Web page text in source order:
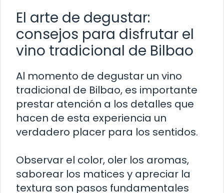
El arte de degustar:
consejos para disfrutar el
vino tradicional de Bilbao
Al momento de degustar un vino
tradicional de Bilbao, es importante
prestar atención a los detalles que
hacen de esta experiencia un
verdadero placer para los sentidos.
Observar el color, oler los aromas,
saborear los matices y apreciar la
textura son pasos fundamentales